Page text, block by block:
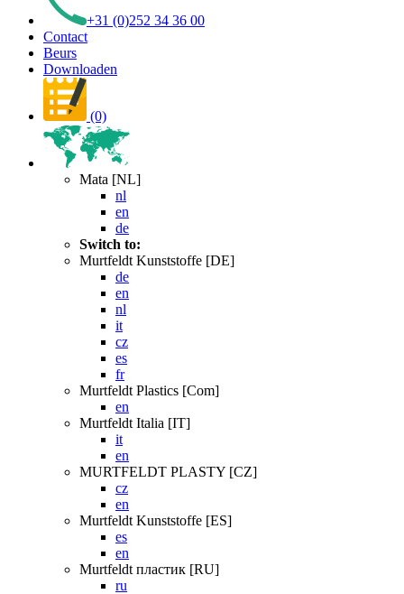
+31 (0)252 34 36 00
Contact
Beurs
Downloaden
(0)
Mata [NL]
nl
en
de
Switch to:
Murtfeldt Kunststoffe [DE]
de
en
nl
it
cz
es
fr
Murtfeldt Plastics [Com]
en
Murtfeldt Italia [IT]
it
en
MURTFELDT PLASTY [CZ]
cz
en
Murtfeldt Kunststoffe [ES]
es
en
Murtfeldt пластик [RU]
ru